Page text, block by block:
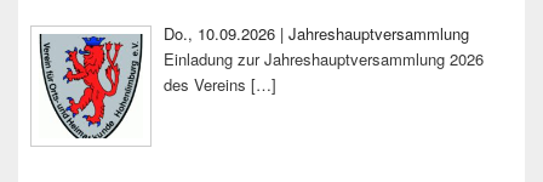
Do., 10.09.2026 | Jahreshauptversammlung
Einladung zur Jahreshauptversammlung 2026
des Vereins […]